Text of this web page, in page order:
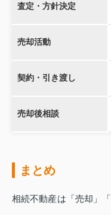
査定・方針決定
売却活動
契約・引き渡し
売却後相談
まとめ
相続不動産は「売却」